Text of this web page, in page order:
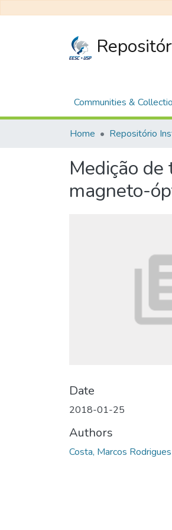
Communities &
Home
Medição
magneto-
Date
2018-01-25
Authors
Costa, Marcos Rodrigues